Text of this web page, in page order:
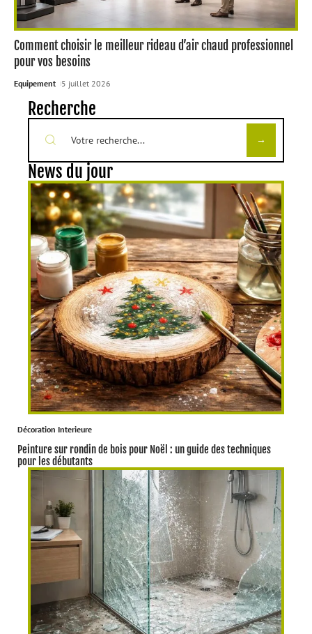
Comment choisir le meilleur rideau d’air chaud professionnel
pour vos besoins
Equipement 5 juillet 2026
Recherche
News du jour
Décoration Interieure
Peinture sur rondin de bois pour Noël : un guide des techniques
pour les débutants